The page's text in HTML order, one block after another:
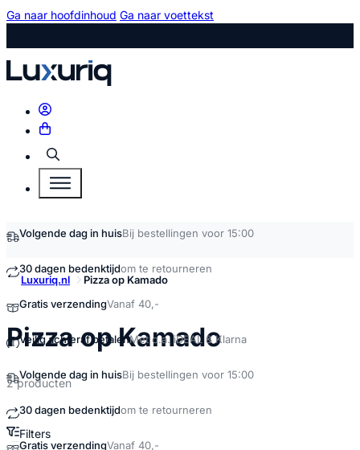
Ga naar hoofdinhoud Ga naar voettekst
Zoeken
Volgende dag in huisBij bestellingen voor 15:00
30 dagen bedenktijdom te retourneren
Gratis verzendingVanaf 40,-
Veilig achteraf betalenMet o.a. iDEAL & Klarna
Volgende dag in huisBij bestellingen voor 15:00
30 dagen bedenktijdom te retourneren
Gratis verzendingVanaf 40,-
Luxuriq.nl Pizza op Kamado
Pizza op Kamadokopen
2 producten
Filters